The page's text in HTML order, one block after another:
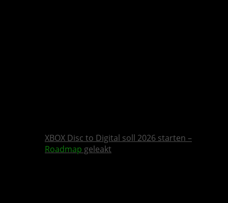
XBOX Disc to Digital soll 2026 starten –
Roadmap geleakt